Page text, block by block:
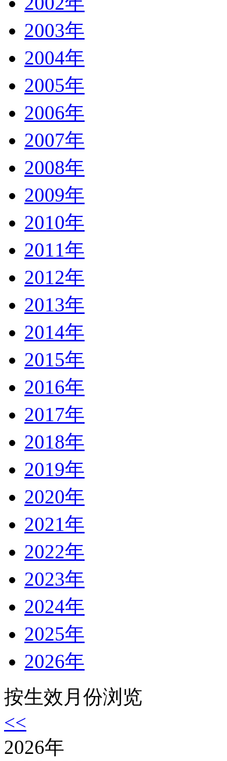
2003年
2004年
2005年
2006年
2007年
2008年
2009年
2010年
2011年
2012年
2013年
2014年
2015年
2016年
2017年
2018年
2019年
2020年
2021年
2022年
2023年
2024年
2025年
2026年
按生效月份浏览
<<
2026年